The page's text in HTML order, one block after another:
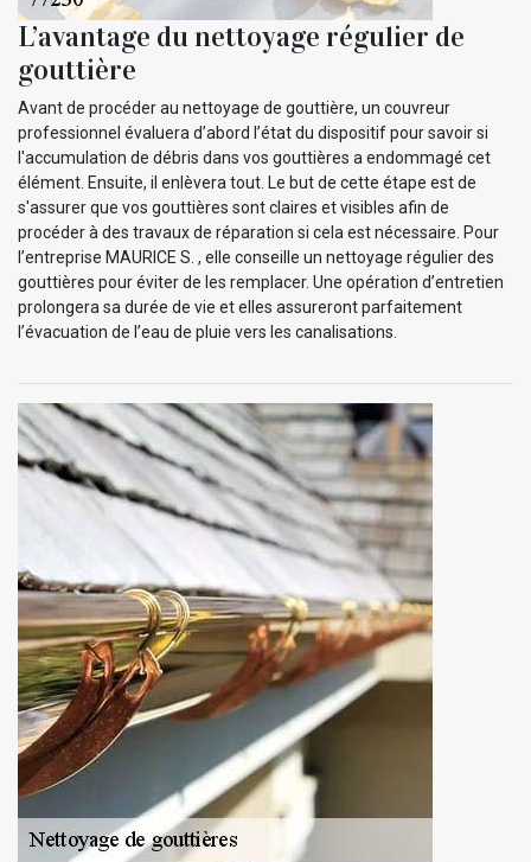
L’avantage du nettoyage régulier de
gouttière
Avant de procéder au nettoyage de gouttière, un couvreur
professionnel évaluera d’abord l’état du dispositif pour savoir si
l'accumulation de débris dans vos gouttières a endommagé cet
élément. Ensuite, il enlèvera tout. Le but de cette étape est de
s'assurer que vos gouttières sont claires et visibles afin de
procéder à des travaux de réparation si cela est nécessaire. Pour
l’entreprise MAURICE S. , elle conseille un nettoyage régulier des
gouttières pour éviter de les remplacer. Une opération d’entretien
prolongera sa durée de vie et elles assureront parfaitement
l’évacuation de l’eau de pluie vers les canalisations.